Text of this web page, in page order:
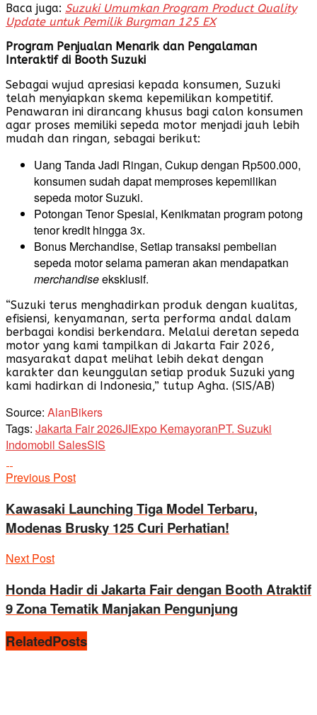
Baca juga: Suzuki Umumkan Program Product Quality
Update untuk Pemilik Burgman 125 EX
Program Penjualan Menarik dan Pengalaman
Interaktif di Booth Suzuki
Sebagai wujud apresiasi kepada konsumen, Suzuki
telah menyiapkan skema kepemilikan kompetitif.
Penawaran ini dirancang khusus bagi calon konsumen
agar proses memiliki sepeda motor menjadi jauh lebih
mudah dan ringan, sebagai berikut:
Uang Tanda Jadi Ringan, Cukup dengan Rp500.000,
konsumen sudah dapat memproses kepemilikan
sepeda motor Suzuki.
Potongan Tenor Spesial, Kenikmatan program potong
tenor kredit hingga 3x.
Bonus Merchandise, Setiap transaksi pembelian
sepeda motor selama pameran akan mendapatkan
merchandiseeksklusif.
“Suzuki terus menghadirkan produk dengan kualitas,
efisiensi, kenyamanan, serta performa andal dalam
berbagai kondisi berkendara. Melalui deretan sepeda
motor yang kami tampilkan di Jakarta Fair 2026,
masyarakat dapat melihat lebih dekat dengan
karakter dan keunggulan setiap produk Suzuki yang
kami hadirkan di Indonesia,” tutup Agha. (SIS/AB)
Source: AlanBikers
Tags: Jakarta Fair 2026JIExpo KemayoranPT. Suzuki
Indomobil SalesSIS
Previous Post
Kawasaki Launching Tiga Model Terbaru,
Modenas Brusky 125 Curi Perhatian!
Next Post
Honda Hadir di Jakarta Fair dengan Booth Atraktif
9 Zona Tematik Manjakan Pengunjung
RelatedPosts